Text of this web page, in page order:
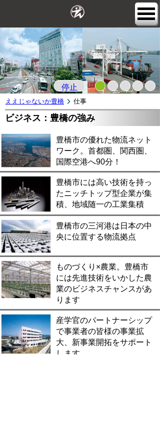
停止
ええじゃないか豊橋 仕事
ビジネス：豊橋の強み
豊橋市の優れた物流ネット
ワーク。首都圏、関西圏、
国際空港へ90分！
豊橋市には高い技術を持っ
たニッチトップ型企業が集
積、地域随一の工業集積
豊橋市の三河港は日本の中
央に位置する物流拠点
ものづくり×農業。豊橋市
には先進技術をいかした農
業のビジネスチャンスがあ
ります
産学官のパートナーシップ
で事業者の皆様の事業拡
大、新事業開拓をサポート
します